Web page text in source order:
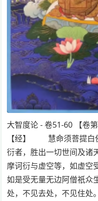
大智度论 - 卷51-60 【
【经】 慧命须菩提
衍者，胜出一切世间及
摩诃衍与虚空等，如虚空
如是受无量无边阿僧祇
处，不见去处，不见住